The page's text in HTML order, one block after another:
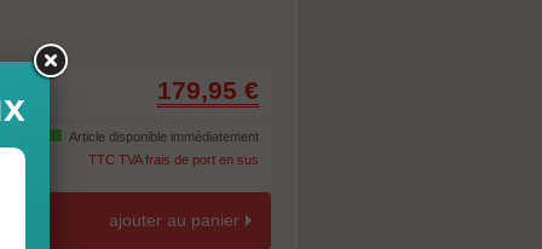
179,95 €
Article disponible immédiatement
TTC TVA frais de port en sus
ajouter au panier